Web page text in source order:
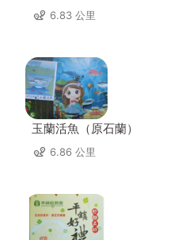
6.83 公里
玉蘭活魚（原石蘭）
6.86 公里